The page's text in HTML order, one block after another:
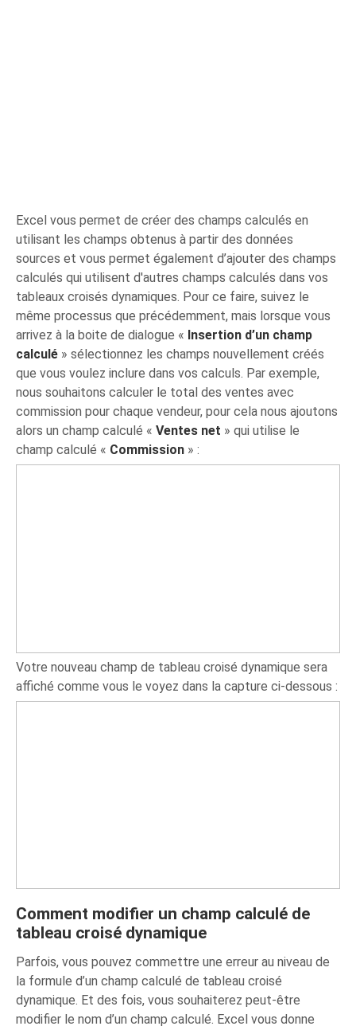
Excel vous permet de créer des champs calculés en
utilisant les champs obtenus à partir des données
sources et vous permet également d’ajouter des champs
calculés qui utilisent d'autres champs calculés dans vos
tableaux croisés dynamiques. Pour ce faire, suivez le
même processus que précédemment, mais lorsque vous
arrivez à la boite de dialogue « Insertion d’un champ
calculé » sélectionnez les champs nouvellement créés
que vous voulez inclure dans vos calculs. Par exemple,
nous souhaitons calculer le total des ventes avec
commission pour chaque vendeur, pour cela nous ajoutons
alors un champ calculé «Ventes net » qui utilise le
champ calculé « Commission » :
Votre nouveau champ de tableau croisé dynamique sera
affiché comme vous le voyez dans la capture ci-dessous :
Comment modifier un champ calculé de
tableau croisé dynamique
Parfois, vous pouvez commettre une erreur au niveau de
la formule d’un champ calculé de tableau croisé
dynamique. Et des fois, vous souhaiterez peut-être
modifier le nom d’un champ calculé. Excel vous donne